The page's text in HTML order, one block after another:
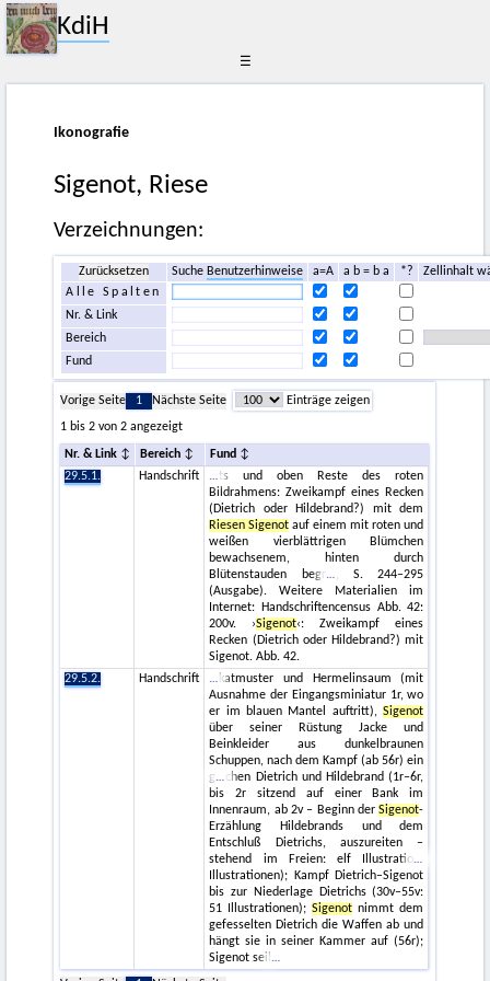
KdiH
☰
Ikonografie
Sigenot, Riese
Verzeichnungen:
Zurücksetzen SucheBenutzerhinweise a=A a b = b a *?
Zellinhalt
Alle Spalten
Nr. & Link
Bereich
Fund
Vorige Seite 1 Nächste Seite
Einträge zeigen
1 bis 2 von 2 angezeigt
Nr. & Link Bereich
Fund
29.5.1.
Handschrift
ts und oben Reste des roten
Bildrahmens: Zweikampf eines Recken
(Dietrich oder Hildebrand?) mit dem
Riesen Sigenot auf einem mit roten und
weißen vierblättrigen Blümchen
bewachsenem, hinten durch
Blütenstauden begr
, S. 244–295
(Ausgabe). Weitere Materialien im
Internet: Handschriftencensus Abb. 42:
200v. ›Sigenot‹: Zweikampf eines
Recken (Dietrich oder Hildebrand?) mit
Sigenot. Abb. 42.
29.5.2.
Handschrift
katmuster und Hermelinsaum (mit
Ausnahme der Eingangsminiatur 1r, wo
er im blauen Mantel auftritt),Sigenot
über seiner Rüstung Jacke und
Beinkleider aus dunkelbraunen
Schuppen, nach dem Kampf (ab 56r) ein
g
chen Dietrich und Hildebrand (1r–6r,
bis 2r sitzend auf einer Bank im
Innenraum, ab 2v – Beginn derSigenot-
Erzählung Hildebrands und dem
Entschluß Dietrichs, auszureiten –
stehend im Freien: elf Illustratio
Illustrationen); Kampf Dietrich–Sigenot
bis zur Niederlage Dietrichs (30v–55v:
51 Illustrationen);Sigenot nimmt dem
gefesselten Dietrich die Waffen ab und
hängt sie in seiner Kammer auf (56r);
Sigenot seil